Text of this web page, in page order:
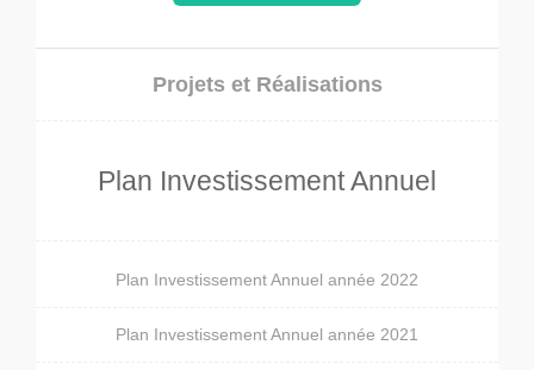
Projets et Réalisations
Plan Investissement Annuel
Plan Investissement Annuel année 2022
Plan Investissement Annuel année 2021